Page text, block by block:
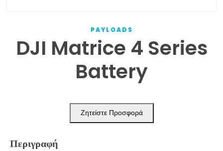
PAYLOADS
DJI Matrice 4 Series
Battery
Ζητείστε Προσφορά
Περιγραφή